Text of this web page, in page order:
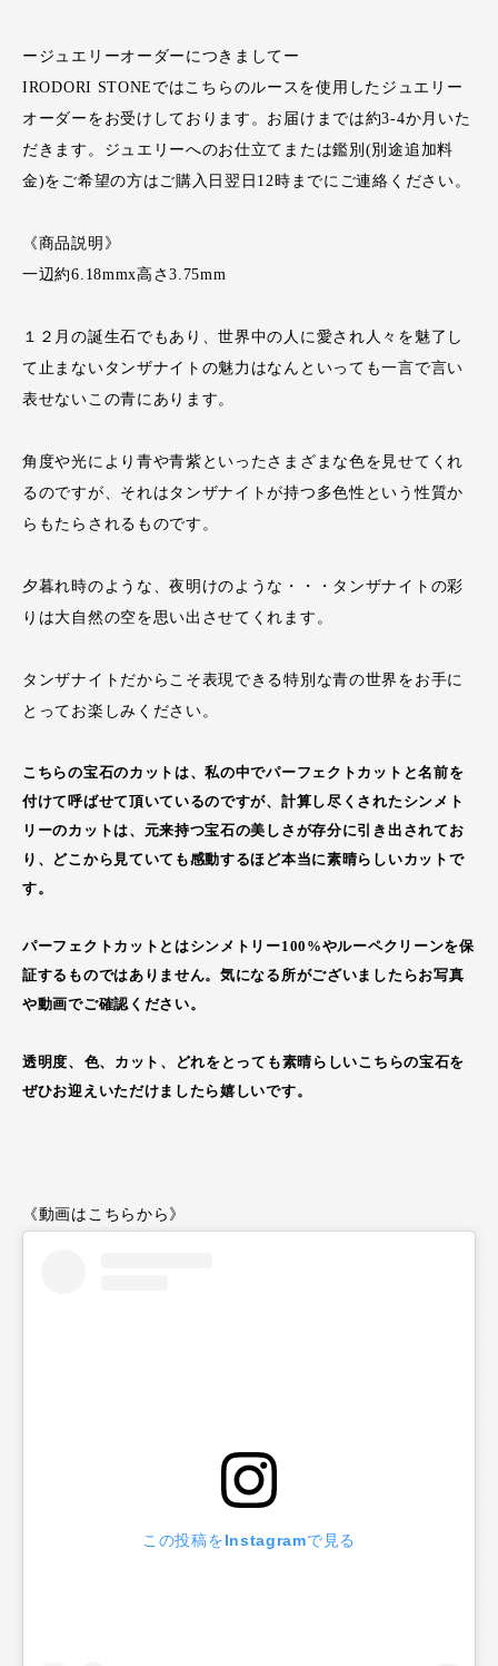
ージュエリーオーダーにつきましてー
IRODORI STONEではこちらのルースを使用したジュエリー
オーダーをお受けしております。お届けまでは約3-4か月いた
だきます。ジュエリーへのお仕立てまたは鑑別(別途追加料
金)をご希望の方はご購入日翌日12時までにご連絡ください。
《商品説明》
一辺約6.18mmx高さ3.75mm
１２月の誕生石でもあり、世界中の人に愛され人々を魅了し
て止まないタンザナイトの魅力はなんといっても一言で言い
表せないこの青にあります。
角度や光により青や青紫といったさまざまな色を見せてくれ
るのですが、それはタンザナイトが持つ多色性という性質か
らもたらされるものです。
夕暮れ時のような、夜明けのような・・・タンザナイトの彩
りは大自然の空を思い出させてくれます。
タンザナイトだからこそ表現できる特別な青の世界をお手に
とってお楽しみください。
こちらの宝石のカットは、私の中でパーフェクトカットと名前を
付けて呼ばせて頂いているのですが、計算し尽くされたシンメト
リーのカットは、元来持つ宝石の美しさが存分に引き出されてお
り、どこから見ていても感動するほど本当に素晴らしいカットで
す。
パーフェクトカットとはシンメトリー100%やルーペクリーンを保
証するものではありません。気になる所がございましたらお写真
や動画でご確認ください。
透明度、色、カット、どれをとっても素晴らしいこちらの宝石を
ぜひお迎えいただけましたら嬉しいです。
《動画はこちらから》
この投稿をInstagramで見る